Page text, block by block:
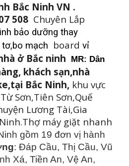
Bắc Ninh VN .
508 Chuyên Lắp
bảo dưỡng thay
mạch board vỉ
ở Bắc ninh MR: Dân
khách sạn,nhà
Bắc Ninh, khu vực
Sơn,Tiên Sơn,Quế
Lương Tài,Gia
máy giặt nhanh
gồm 19 đơn vị hành
: Đáp Cầu, Thị Cầu, Vũ
Xá, Tiền An, Vệ An,